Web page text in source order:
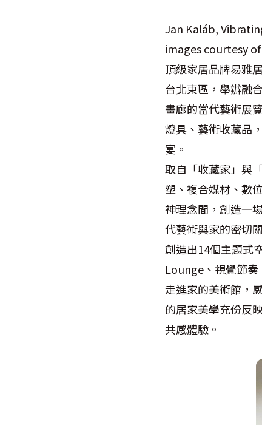
Jan Kaláb,
images courtesy of
頂級家居品牌易雅
台北東區，舉辦融
畫廊的當代藝術展
燈具、藝術收藏品
宴。
取自「收藏家」與
塑、複合媒材、數
神理念間，創造一
代藝術與家的密切
創造出14個主題式
Lounge、視覺節
走進家的美術館，
的居家美學充份反
共感體驗。